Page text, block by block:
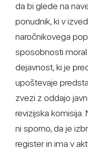
da bi glede na
ponudnik, ki v
naročnikovega
sposobnosti
dejavnost, ki je
upoštevaje
zvezi z oddajo
revizijska
ni sporno, da je
register in ima v